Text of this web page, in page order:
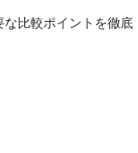
比較ポイントを徹底